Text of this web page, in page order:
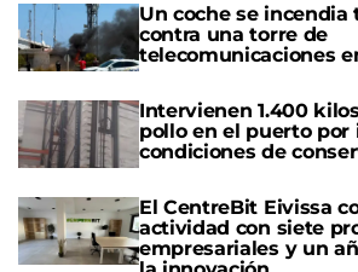
Un coche se incendia
contra una torre de
telecomunicaciones
Intervienen 1.400
pollo en el puerto
condiciones de
El CentreBit Eivissa
actividad con siete
empresariales y un